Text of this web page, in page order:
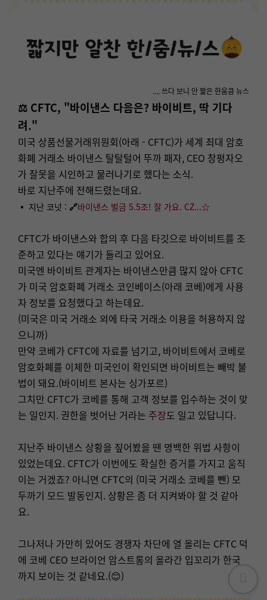
.... 쓰다 보니 안 짧은 한움큼 뉴스
⚖️ CFTC, "바이낸스 다음은? 바이비트, 딱 기다
려."
미국 상품선물거래위원회(아래 - CFTC)가 세계 최대 암호
화폐 거래소 바이낸스 탈탈털어 뚜까 패자, CEO 창펑자오
가 잘못을 시인하고 물러나기로 했다는 소식.
바로 지난주에 전해드렸는데요.
▪ 지난 코넛 : 🔗바이낸스 벌금 5.5조! 잘 가요. CZ...☆
CFTC가 바이낸스와 합의 후 다음 타깃으로 바이비트를 조
준하고 있다는 얘기가 들리고 있어요.
미국엔 바이비트 관계자는 바이낸스만큼 많지 않아 CFTC
가 미국 암호화폐 거래소 코인베이스(아래 코베)에게 사용
자 정보를 요청했다고 하는데요.
(미국은 미국 거래소 외에 타국 거래소 이용을 허용하지 않
으니까)
만약 코베가 CFTC에 자료를 넘기고, 바이비트에서 코베로
암호화폐를 이체한 미국인이 확인되면 바이비트는 빼박 불
법이 돼요.(바이비트 본사는 싱가포르)
그치만 CFTC가 코베를 통해 고객 정보를 입수하는 것이 맞
는 일인지. 권한을 벗어난 거라는 주장도 일고 있답니다.
지난주 바이낸스 상황을 짚어봤을 땐 명백한 위법 사항이
있었는데요. CFTC가 이번에도 확실한 증거를 가지고 움직
이는 거겠죠? 아니면 CFTC의 (미국 거래소 코베를 뺀) 모
두까기 모드 발동인지. 상황은 좀 더 지켜봐야 할 것 같아
요.
그나저나 가만히 있어도 경쟁자 차단에 열 올리는 CFTC 덕
에 코베 CEO 브라이언 암스트롱의 올라간 입꼬리가 한국
까지 보이는 것 같네요.(😊)